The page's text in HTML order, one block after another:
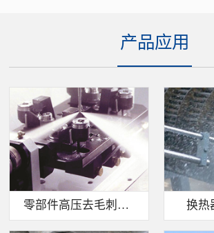
产品应用
零部件高压去毛刺清洗 换热